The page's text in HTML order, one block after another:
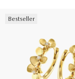
Bestseller